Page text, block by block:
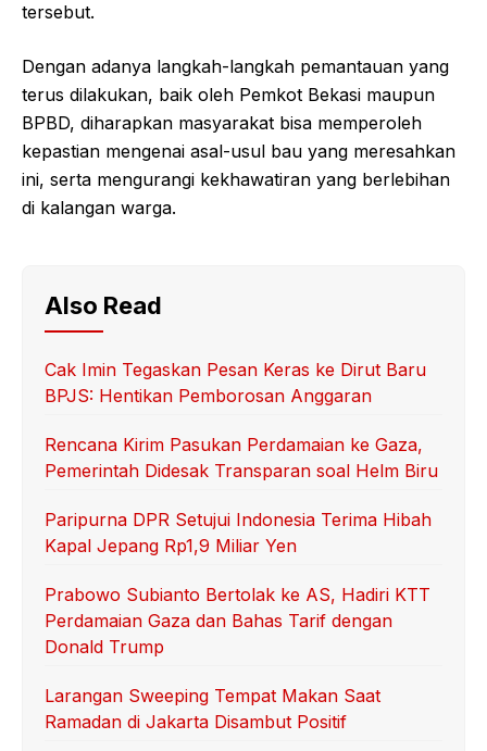
tersebut.
Dengan adanya langkah-langkah pemantauan yang
terus dilakukan, baik oleh Pemkot Bekasi maupun
BPBD, diharapkan masyarakat bisa memperoleh
kepastian mengenai asal-usul bau yang meresahkan
ini, serta mengurangi kekhawatiran yang berlebihan
di kalangan warga.
Also Read
Cak Imin Tegaskan Pesan Keras ke Dirut Baru
BPJS: Hentikan Pemborosan Anggaran
Rencana Kirim Pasukan Perdamaian ke Gaza,
Pemerintah Didesak Transparan soal Helm Biru
Paripurna DPR Setujui Indonesia Terima Hibah
Kapal Jepang Rp1,9 Miliar Yen
Prabowo Subianto Bertolak ke AS, Hadiri KTT
Perdamaian Gaza dan Bahas Tarif dengan
Donald Trump
Larangan Sweeping Tempat Makan Saat
Ramadan di Jakarta Disambut Positif